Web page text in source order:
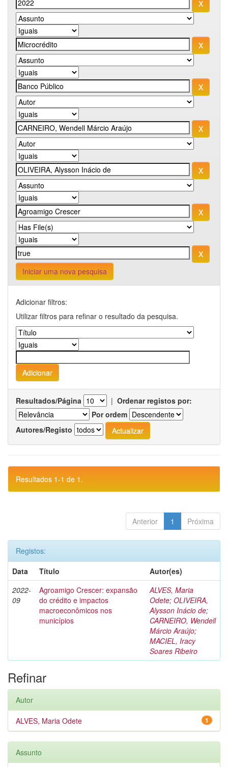
Iniciar uma nova pesquisa
Adicionar filtros:
Utilizar filtros para refinar o resultado da pesquisa.
Resultados/Página | Ordenar registos por:
Por ordem
Autores/Registo
Resultados 1-1 de 1.
Anterior 1 Próxima
Registos:
Data
Título
Autor(es)
2022-
09
Agroamigo Crescer: expansão
do crédito e impactos
macroeconômicos nos
municípios
ALVES, Maria
Odete; OLIVEIRA,
Alysson Inácio de;
CARNEIRO, Wendell
Márcio Araújo;
MACIEL, Iracy
Soares Ribeiro
Refinar
Autor
1
ALVES, Maria Odete
Assunto